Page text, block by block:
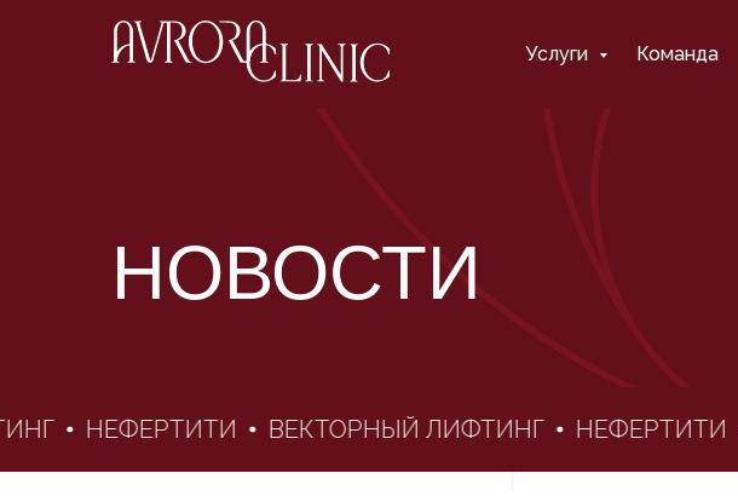
Услуги Команда
НОВОСТИ
НЕФЕРТИТИ ВЕКТОРНЫЙ ЛИФТИНГ НЕФЕРТИТИ